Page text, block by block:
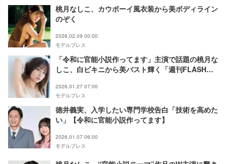
桃月なしこ、カウボーイ風衣装から美ボディライン
のぞく
2026.02.09 00:00
モデルプレス
「令和に官能小説作ってます」主演で話題の桃月な
しこ、白ビキニから美バスト輝く「週刊FLASH」
2026.01.27 07:00
モデルプレス
徳井義実、入学したい専門学校告白「技術を高めた
い」【令和に官能小説作ってます】
2026.01.07 06:00
モデルプレス